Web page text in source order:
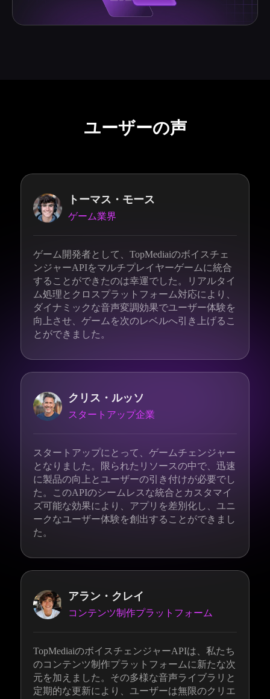
ユーザーの声
トーマス・モース
ゲーム業界
ゲーム開発者として、TopMediaiのボイスチェ
ンジャーAPIをマルチプレイヤーゲームに統合
することができたのは幸運でした。リアルタイ
ム処理とクロスプラットフォーム対応により、
ダイナミックな音声変調効果でユーザー体験を
向上させ、ゲームを次のレベルへ引き上げるこ
とができました。
クリス・ルッソ
スタートアップ企業
スタートアップにとって、ゲームチェンジャー
となりました。限られたリソースの中で、迅速
に製品の向上とユーザーの引き付けが必要でし
た。このAPIのシームレスな統合とカスタマイ
ズ可能な効果により、アプリを差別化し、ユニ
ークなユーザー体験を創出することができまし
た。
アラン・クレイ
コンテンツ制作プラットフォーム
TopMediaiのボイスチェンジャーAPIは、私たち
のコンテンツ制作プラットフォームに新たな次
元を加えました。その多様な音声ライブラリと
定期的な更新により、ユーザーは無限のクリエ